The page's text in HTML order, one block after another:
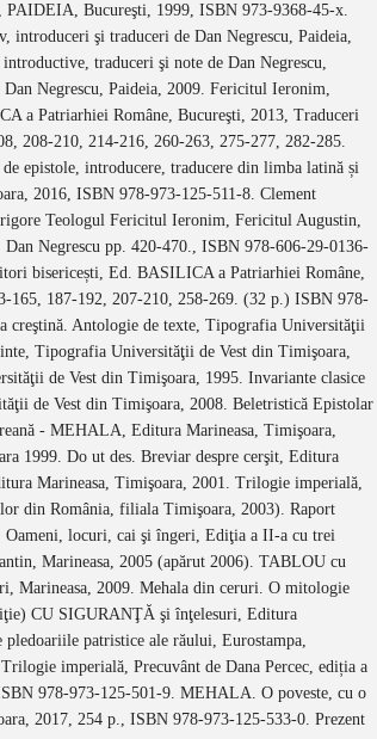
Bucureşti, 1999, ISBN 973-9368-45-x.
şi traduceri de Dan Negrescu, Paideia,
traduceri şi note de Dan Negrescu,
Negrescu, Paideia, 2009. Fericitul Ieronim,
a Patriarhiei Române, Bucureşti, 2013, Traduceri
208-210, 214-216, 260-263, 275-277, 282-285.
epistole, introducere, traducere din limba latină și
2016, ISBN 978-973-125-511-8. Clement
Teologul Fericitul Ieronim, Fericitul Augustin,
Negrescu pp. 420-470., ISBN 978-606-29-0136-
bisericești, Ed. BASILICA a Patriarhiei Române,
165, 187-192, 207-210, 258-269. (32 p.) ISBN 978-
creştină. Antologie de texte, Tipografia Universităţii
Tipografia Universităţii de Vest din Timişoara,
de Vest din Timişoara, 1995. Invariante clasice
de Vest din Timişoara, 2008. Beletristică Epistolar
- MEHALA, Editura Marineasa, Timişoara,
1999. Do ut des. Breviar despre cerşit, Editura
Marineasa, Timişoara, 2001. Trilogie imperială,
din România, filiala Timişoara, 2003). Raport
Oameni, locuri, cai şi îngeri, Ediţia a II-a cu trei
Marineasa, 2005 (apărut 2006). TABLOU cu
Marineasa, 2009. Mehala din ceruri. O mitologie
CU SIGURANŢĂ şi înţelesuri, Editura
patristice ale răului, Eurostampa,
imperială, Precuvânt de Dana Percec, ediția a
978-973-125-501-9. MEHALA. O poveste, cu o
2017, 254 p., ISBN 978-973-125-533-0. Prezent